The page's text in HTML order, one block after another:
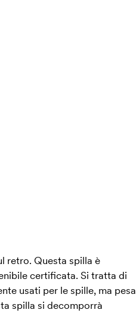
retro. Questa spilla è
certificata. Si tratta di
usati per le spille, ma pesa
spilla si decomporrà